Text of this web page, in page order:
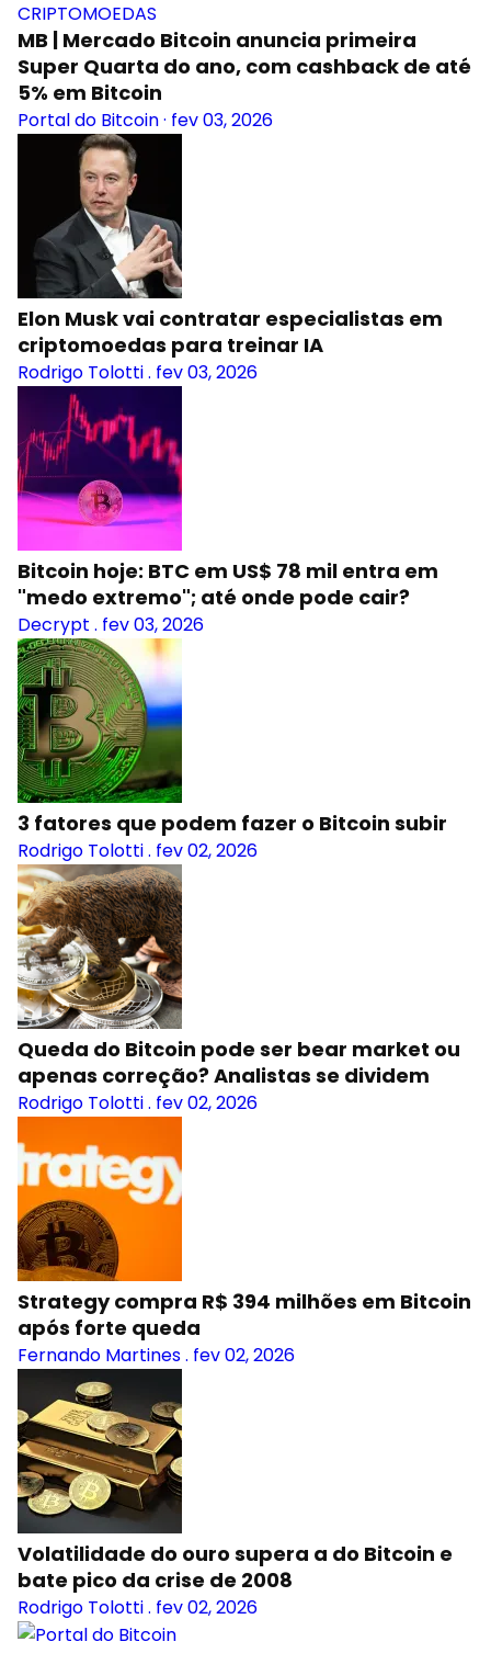
CRIPTOMOEDAS
MB | Mercado Bitcoin anuncia primeira
Super Quarta do ano, com cashback de até
5% em Bitcoin
Portal do Bitcoin· fev 03, 2026
Elon Musk vai contratar especialistas em
criptomoedas para treinar IA
Rodrigo Tolotti. fev 03, 2026
Bitcoin hoje: BTC em US$ 78 mil entra em
"medo extremo"; até onde pode cair?
Decrypt . fev 03, 2026
3 fatores que podem fazer o Bitcoin subir
Rodrigo Tolotti. fev 02, 2026
Queda do Bitcoin pode ser bear market ou
apenas correção? Analistas se dividem
Rodrigo Tolotti. fev 02, 2026
Strategy compra R$ 394 milhões em Bitcoin
após forte queda
Fernando Martines. fev 02, 2026
Volatilidade do ouro supera a do Bitcoin e
bate pico da crise de 2008
Rodrigo Tolotti. fev 02, 2026